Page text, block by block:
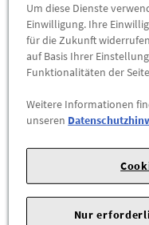
Um diese Dienste
Einwilligung. Ihre
für die Zukunft
auf Basis Ihrer
Funktionalitäten der
Weitere Informationen
unseren
Nur